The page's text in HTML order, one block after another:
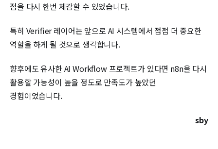
점을 다시 한번 체감할 수 있었습니다.
특히 Verifier 레이어는 앞으로 AI 시스템에서 점점 더 중요한
역할을 하게 될 것으로 생각합니다.
향후에도 유사한 AI Workflow 프로젝트가 있다면 n8n을 다시
활용할 가능성이 높을 정도로 만족도가 높았던
경험이었습니다.
sby